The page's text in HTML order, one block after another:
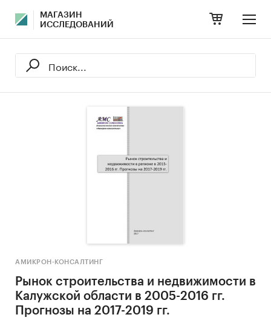
МАГАЗИН
ИССЛЕДОВАНИЙ
АМИКРОН-КОНСАЛТИНГ
Рынок строительства и недвижимости в
Калужской области в 2005-2016 гг.
Прогнозы на 2017-2019 гг.